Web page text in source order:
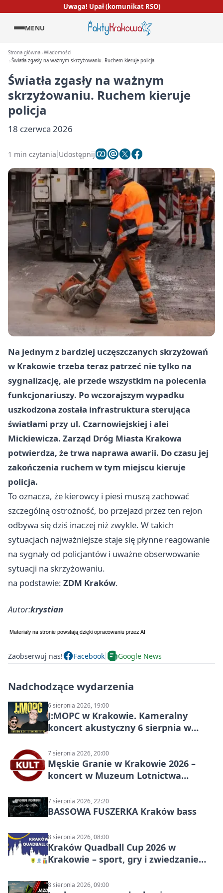
Uwaga! Upał (komunikat RSO)
MENU
Strona główna Wiadomości
Światła zgasły na ważnym skrzyżowaniu. Ruchem kieruje policja
Światła zgasły na ważnym
skrzyżowaniu. Ruchem kieruje
policja
18 czerwca 2026
1 min czytania Udostępnij
Na jednym z bardziej uczęszczanych skrzyżowań
w Krakowie trzeba teraz patrzeć nie tylko na
sygnalizację, ale przede wszystkim na polecenia
funkcjonariuszy. Po wczorajszym wypadku
uszkodzona została infrastruktura sterująca
światłami przy ul. Czarnowiejskiej i alei
Mickiewicza. Zarząd Dróg Miasta Krakowa
potwierdza, że trwa naprawa awarii. Do czasu jej
zakończenia ruchem w tym miejscu kieruje
policja.
To oznacza, że kierowcy i piesi muszą zachować
szczególną ostrożność, bo przejazd przez ten rejon
odbywa się dziś inaczej niż zwykle. W takich
sytuacjach najważniejsze staje się płynne reagowanie
na sygnały od policjantów i uważne obserwowanie
sytuacji na skrzyżowaniu.
na podstawie: ZDM Kraków.
Autor:krystian
Zaobserwuj nas! Facebook Google News
Nadchodzące wydarzenia
6 sierpnia 2026, 19:00
J:МОРС w Krakowie. Kameralny
koncert akustyczny 6 sierpnia w
7 sierpnia 2026, 20:00
Męskie Granie w Krakowie 2026 –
koncert w Muzeum Lotnictwa
7 sierpnia 2026, 22:20
BASSOWA FUSZERKA Kraków bass
8 sierpnia 2026, 08:00
Kraków Quadball Cup 2026 w
Krakowie – sport, gry i zwiedzanie
8 sierpnia 2026, 09:00